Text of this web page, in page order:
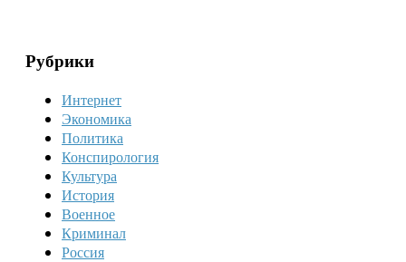
Рубрики
Интернет
Экономика
Политика
Конспирология
Культура
История
Военное
Криминал
Россия